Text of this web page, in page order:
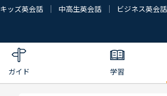
キッズ英会話 中高生英会話 ビジネス英会話
ガイド 学習